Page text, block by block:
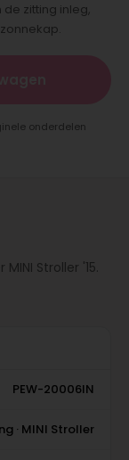
zitting inleg,
onderdelen
Stroller '15.
PEW-20006IN
· MINI Stroller